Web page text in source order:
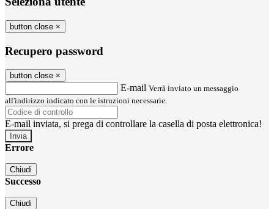
button close ×
Recupero password
button close ×
E-mail Verrà inviato un messaggio
all'indirizzo indicato con le istruzioni necessarie.
E-mail inviata, si prega di controllare la casella di posta elettronica!
Errore
Chiudi
Successo
Chiudi